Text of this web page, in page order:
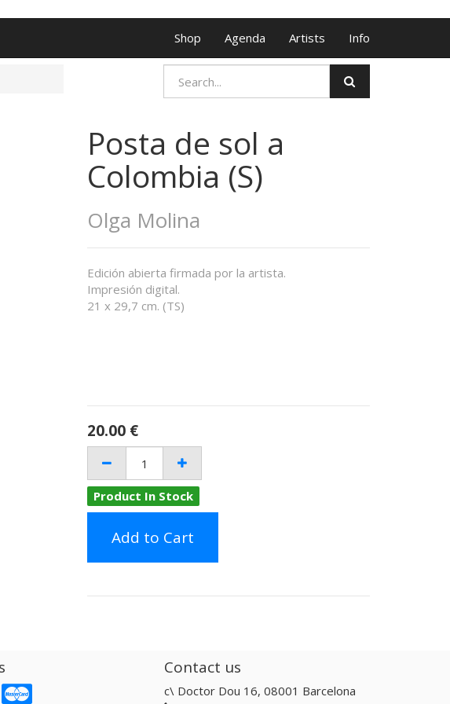
Shop Agenda Artists Info
Posta de sol a
Colombia (S)
Olga Molina
Edición abierta firmada por la artista.
Impresión digital.
21 x 29,7 cm. (TS)
20.00 €
Product In Stock
Add to Cart
Contact us
c\ Doctor Dou 16, 08001 Barcelona